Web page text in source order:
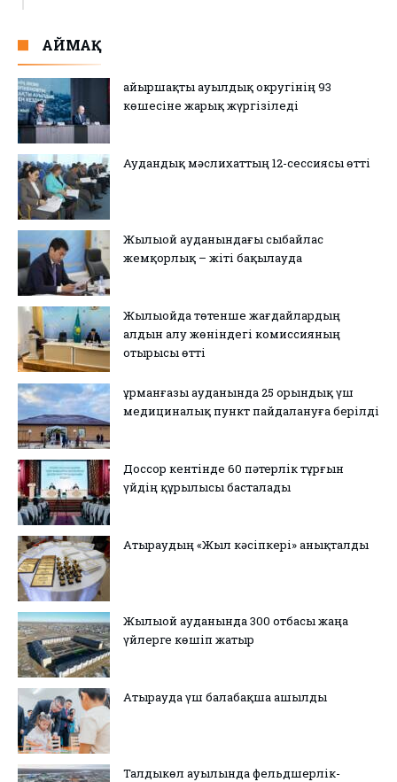
АЙМАҚ
Қайыршақты ауылдық округінің 93
көшесіне жарық жүргізіледі
Аудандық мәслихаттың 12-сессиясы өтті
Жылыой ауданындағы сыбайлас
жемқорлық – жіті бақылауда
Жылыойда төтенше жағдайлардың
алдын алу жөніндегі комиссияның
отырысы өтті
Құрманғазы ауданында 25 орындық үш
медициналық пункт пайдалануға берілді
Доссор кентінде 60 пәтерлік тұрғын
үйдің құрылысы басталады
Атыраудың «Жыл кәсіпкері» анықталды
Жылыой ауданында 300 отбасы жаңа
үйлерге көшіп жатыр
Атырауда үш балабақша ашылды
Талдыкөл ауылында фельдшерлік-